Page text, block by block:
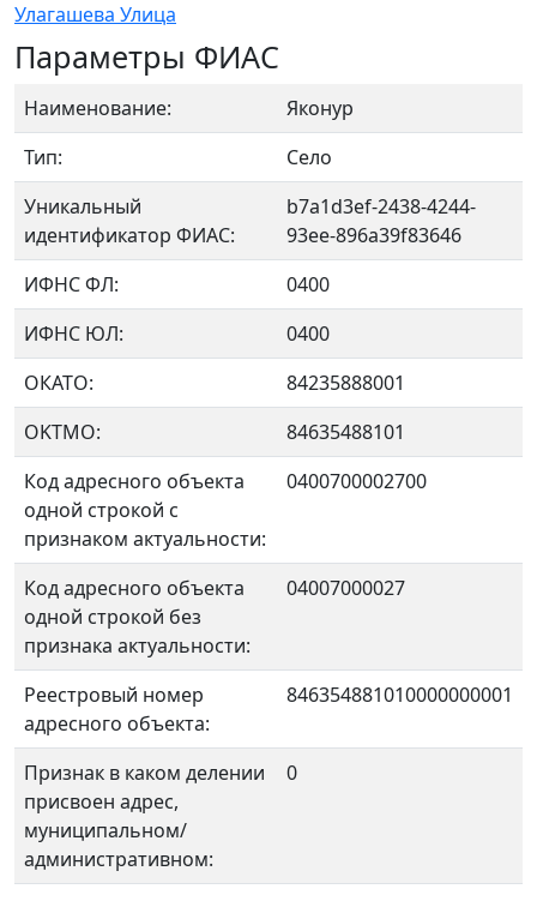
Улагашева Улица
Параметры ФИАС
Наименование:
Яконур
Тип:
Село
Уникальный
идентификатор ФИАС:
b7a1d3ef-2438-4244-
93ee-896a39f83646
ИФНС ФЛ:
0400
ИФНС ЮЛ:
0400
ОКАТО:
84235888001
OKTMO:
84635488101
Код адресного объекта
одной строкой с
признаком актуальности:
0400700002700
Код адресного объекта
одной строкой без
признака актуальности:
04007000027
Реестровый номер
адресного объекта:
846354881010000000001
Признак в каком делении
присвоен адрес,
муниципальном/
административном:
0